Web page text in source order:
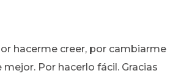
hacerme creer, por cambiarme
Por hacerlo fácil. Gracias